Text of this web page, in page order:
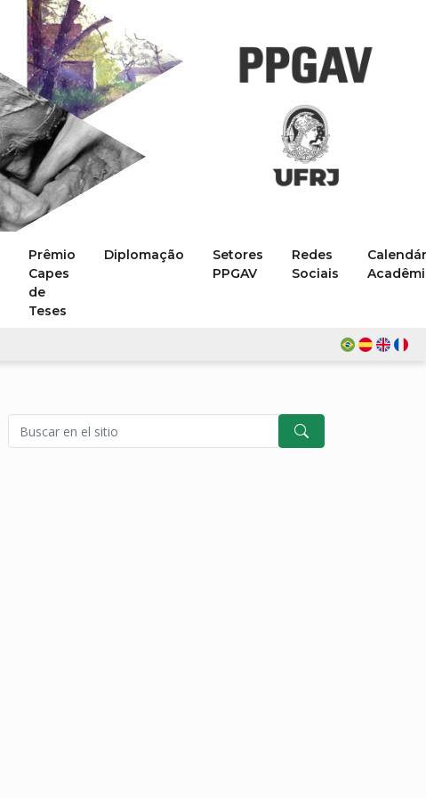
Prêmio
Capes
de
Teses
Diplomação
Setores
PPGAV
Redes
Sociais